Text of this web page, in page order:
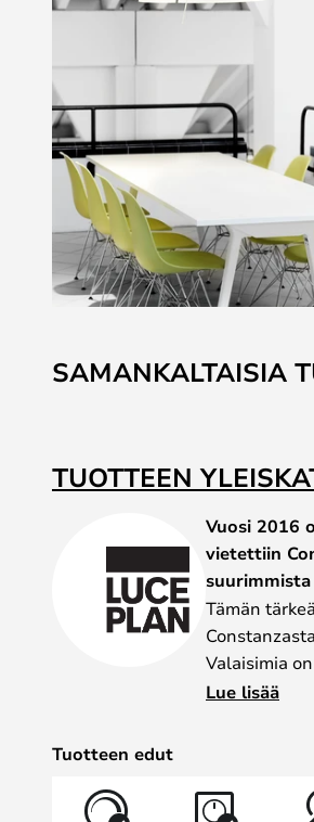
to
the
the
images
SAMANKALTAISIA
TUOTTEEN
Vuosi 2016
vietettiin
Tämän
Valaisimia
valaisin on
Lue lisää
Tuotteen edut